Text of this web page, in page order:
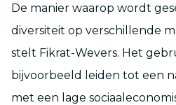
De manier waarop wordt
diversiteit op verschillende
stelt Fikrat-Wevers. Het
bijvoorbeeld leiden tot een
met een lage